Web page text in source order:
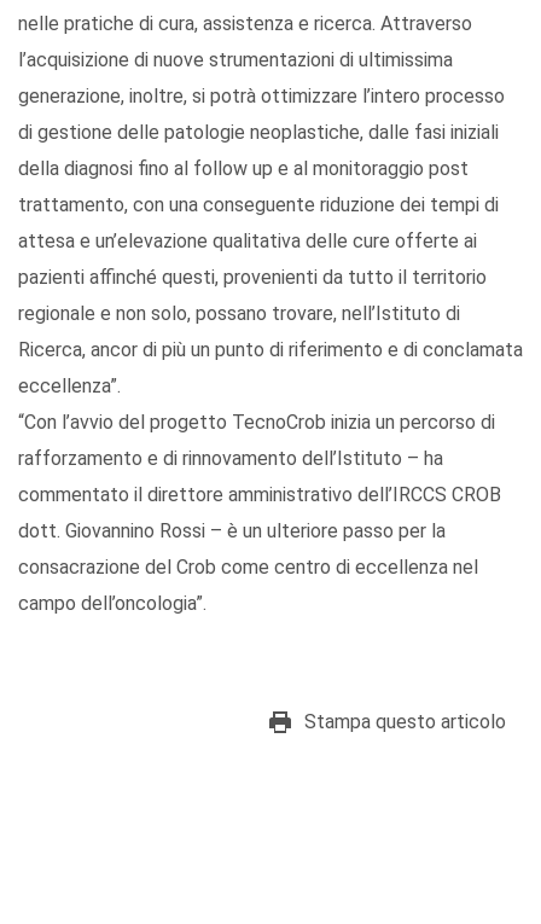
nelle pratiche di cura, assistenza e ricerca. Attraverso
l’acquisizione di nuove strumentazioni di ultimissima
generazione, inoltre, si potrà ottimizzare l’intero processo
di gestione delle patologie neoplastiche, dalle fasi iniziali
della diagnosi fino al follow up e al monitoraggio post
trattamento, con una conseguente riduzione dei tempi di
attesa e un’elevazione qualitativa delle cure offerte ai
pazienti affinché questi, provenienti da tutto il territorio
regionale e non solo, possano trovare, nell’Istituto di
Ricerca, ancor di più un punto di riferimento e di conclamata
eccellenza”.
“Con l’avvio del progetto TecnoCrob inizia un percorso di
rafforzamento e di rinnovamento dell’Istituto – ha
commentato il direttore amministrativo dell’IRCCS CROB
dott. Giovannino Rossi – è un ulteriore passo per la
consacrazione del Crob come centro di eccellenza nel
campo dell’oncologia”.
Stampa questo articolo